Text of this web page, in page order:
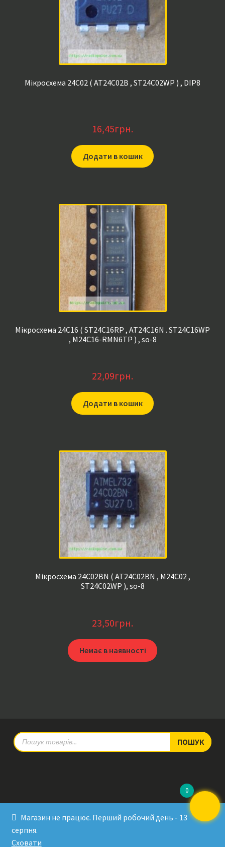
Магазин не працює. Перший робочий день - 13
серпня.
Сховати
Мікросхема 24C02 ( AT24C02B , ST24C02WP ) , DIP8
16,45грн.
Додати в кошик
Мікросхема 24C16 ( ST24C16RP , AT24C16N . ST24C16WP
, M24C16-RMN6TP ) , so-8
22,09грн.
Додати в кошик
Мікросхема 24C02BN ( AT24C02BN , M24C02 ,
ST24C02WP ), so-8
23,50грн.
Немає в наявності
Products
search
ПОШУК
Developed by Sergey Krinitsa
0